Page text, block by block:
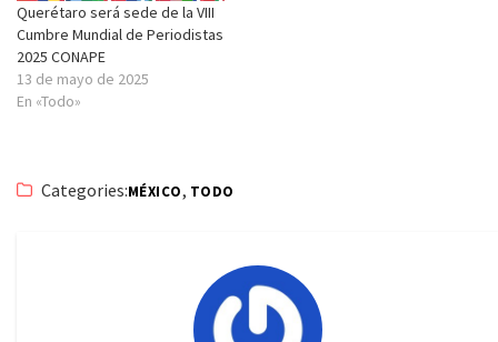
Querétaro será sede de la VIII
Cumbre Mundial de Periodistas
2025 CONAPE
13 de mayo de 2025
En «Todo»
Categories:MÉXICO, TODO